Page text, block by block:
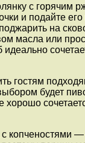
с горячим
и подайте
на
масла или
идеально
гостям
будет
хорошо
с копченостями